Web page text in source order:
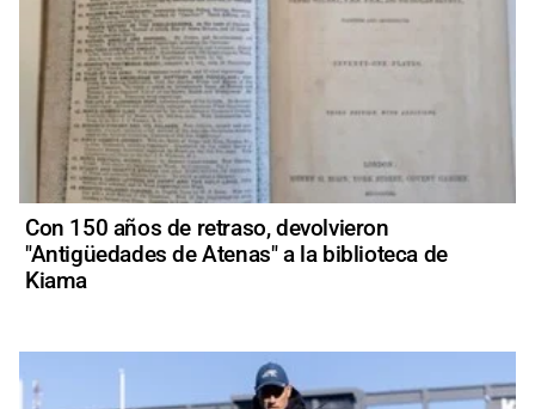
Con 150 años de retraso, devolvieron
"Antigüedades de Atenas" a la biblioteca de
Kiama